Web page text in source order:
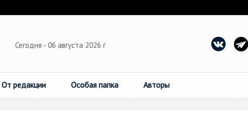
Сегодня - 06 августа 2026 г
От редакции Особая папка Авторы